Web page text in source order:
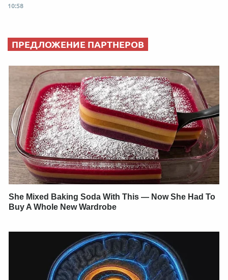
10:58
ПРЕДЛОЖЕНИЕ ПАРТНЕРОВ
She Mixed Baking Soda With This — Now She Had To
Buy A Whole New Wardrobe